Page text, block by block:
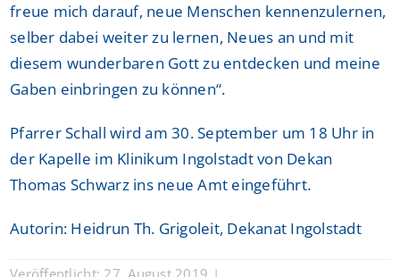
freue mich darauf, neue Menschen kennenzulernen,
selber dabei weiter zu lernen, Neues an und mit
diesem wunderbaren Gott zu entdecken und meine
Gaben einbringen zu können“.
Pfarrer Schall wird am 30. September um 18 Uhr in
der Kapelle im Klinikum Ingolstadt von Dekan
Thomas Schwarz ins neue Amt eingeführt.
Autorin: Heidrun Th. Grigoleit, Dekanat Ingolstadt